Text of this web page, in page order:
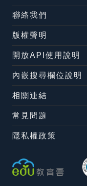
聯絡我們
版權聲明
開放API使用說明
內嵌搜尋欄位說明
相關連結
常見問題
隱私權政策